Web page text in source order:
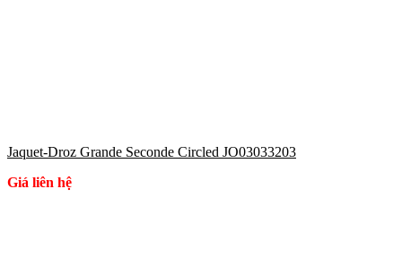
Jaquet-Droz Grande Seconde Circled JO03033203
Giá liên hệ